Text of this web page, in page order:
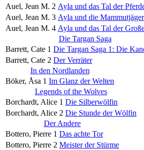
Auel, Jean M. 2 Ayla und das Tal der
Auel, Jean M. 3 Ayla und die Mammutjäger
Auel, Jean M. 4 Ayla und das Tal der
Die Targan Saga
Barrett, Cate 1 Die Targan Saga 1: Die
Barrett, Cate 2 Der Verräter
In den Nordlanden
Böker, Åsa 1 Im Glanz der Welten
Legends of the Wolves
Borchardt, Alice 1 Die Silberwölfin
Borchardt, Alice 2 Die Stunde der Wölfin
Der Andere
Bottero, Pierre 1 Das achte Tor
Bottero, Pierre 2 Meister der Stürme